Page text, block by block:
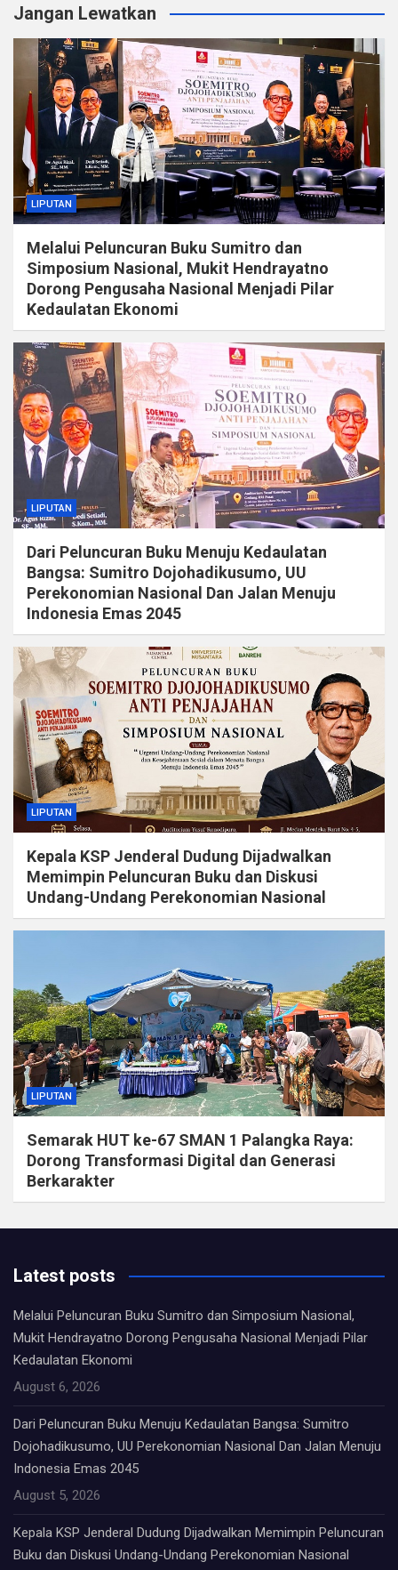
Jangan Lewatkan
LIPUTAN
Melalui Peluncuran Buku Sumitro dan
Simposium Nasional, Mukit Hendrayatno
Dorong Pengusaha Nasional Menjadi Pilar
Kedaulatan Ekonomi
LIPUTAN
Dari Peluncuran Buku Menuju Kedaulatan
Bangsa: Sumitro Dojohadikusumo, UU
Perekonomian Nasional Dan Jalan Menuju
Indonesia Emas 2045
LIPUTAN
Kepala KSP Jenderal Dudung Dijadwalkan
Memimpin Peluncuran Buku dan Diskusi
Undang-Undang Perekonomian Nasional
LIPUTAN
Semarak HUT ke-67 SMAN 1 Palangka Raya:
Dorong Transformasi Digital dan Generasi
Berkarakter
Latest posts
Melalui Peluncuran Buku Sumitro dan Simposium Nasional,
Mukit Hendrayatno Dorong Pengusaha Nasional Menjadi Pilar
Kedaulatan Ekonomi
August 6, 2026
Dari Peluncuran Buku Menuju Kedaulatan Bangsa: Sumitro
Dojohadikusumo, UU Perekonomian Nasional Dan Jalan Menuju
Indonesia Emas 2045
August 5, 2026
Kepala KSP Jenderal Dudung Dijadwalkan Memimpin Peluncuran
Buku dan Diskusi Undang-Undang Perekonomian Nasional